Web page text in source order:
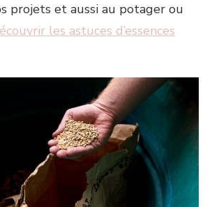
projets et aussi au potager ou
les astuces d’essences